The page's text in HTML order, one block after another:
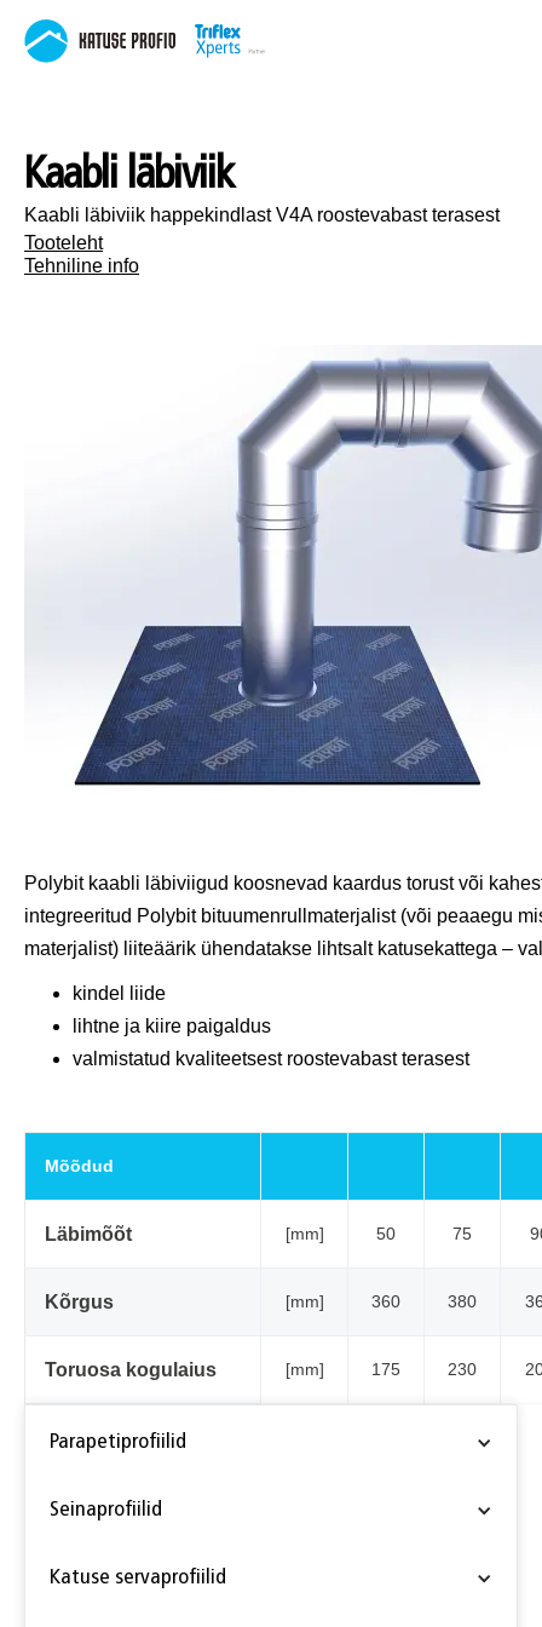
Kaabli läbiviik
Kaabli läbiviik happekindlast V4A roostevabast terasest
Tooteleht
Tehniline info
Polybit kaabli läbiviigud koosnevad kaardus torust või
integreeritud Polybit bituumenrullmaterjalist (või peaaegu
materjalist) liiteäärik ühendatakse lihtsalt katusekattega –
kindel liide
lihtne ja kiire paigaldus
valmistatud kvaliteetsest roostevabast terasest
Mõõdud
Läbimõõt [mm] 50 75
Kõrgus [mm] 360 380
Toruosa kogulaius [mm] 175 230
Parapetiprofiilid
Parapetiprofiil PM, alumiiniumist
Seinaprofiilid
Terrassiprofiil PW 125/150/180, alumiiniumist
Katuse servaprofiilid